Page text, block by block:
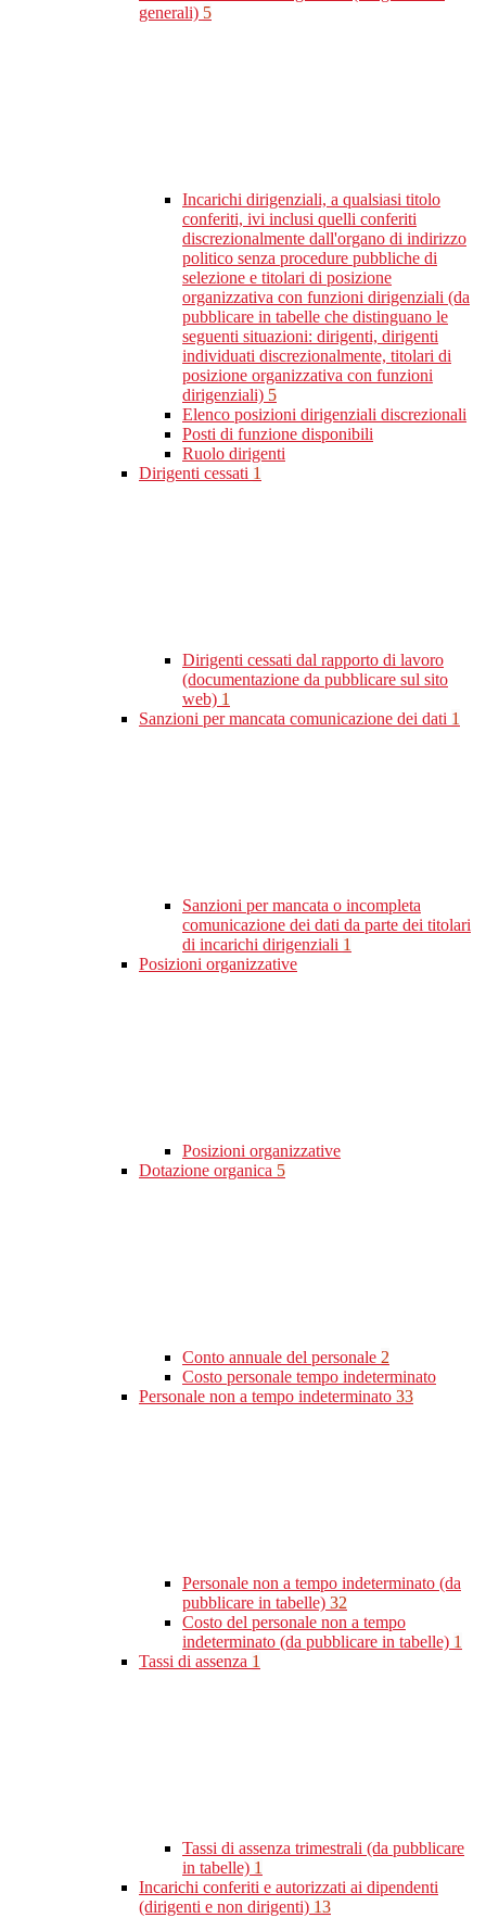
generali) 5
Incarichi dirigenziali, a qualsiasi titolo
conferiti, ivi inclusi quelli conferiti
discrezionalmente dall'organo di indirizzo
politico senza procedure pubbliche di
selezione e titolari di posizione
organizzativa con funzioni dirigenziali (da
pubblicare in tabelle che distinguano le
seguenti situazioni: dirigenti, dirigenti
individuati discrezionalmente, titolari di
posizione organizzativa con funzioni
dirigenziali) 5
Elenco posizioni dirigenziali discrezionali
Posti di funzione disponibili
Ruolo dirigenti
Dirigenti cessati 1
Dirigenti cessati dal rapporto di lavoro
(documentazione da pubblicare sul sito
web) 1
Sanzioni per mancata comunicazione dei dati 1
Sanzioni per mancata o incompleta
comunicazione dei dati da parte dei titolari
di incarichi dirigenziali 1
Posizioni organizzative
Posizioni organizzative
Dotazione organica 5
Conto annuale del personale 2
Costo personale tempo indeterminato
Personale non a tempo indeterminato 33
Personale non a tempo indeterminato (da
pubblicare in tabelle) 32
Costo del personale non a tempo
indeterminato (da pubblicare in tabelle) 1
Tassi di assenza 1
Tassi di assenza trimestrali (da pubblicare
in tabelle) 1
Incarichi conferiti e autorizzati ai dipendenti
(dirigenti e non dirigenti) 13